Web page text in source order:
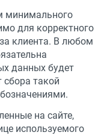
минимального
для корректного
клиента. В любом
данных будет
сбора такой
на сайте,
используемого